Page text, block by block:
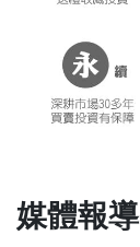
媒體報導